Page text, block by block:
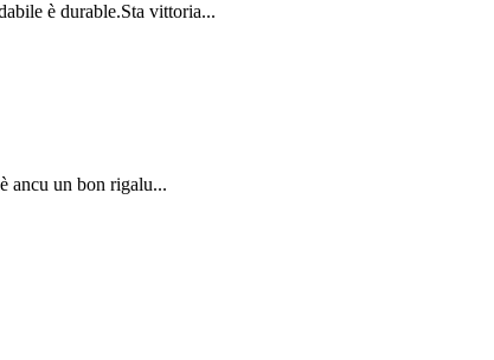
è durable.Sta vittoria...
ancu un bon rigalu...